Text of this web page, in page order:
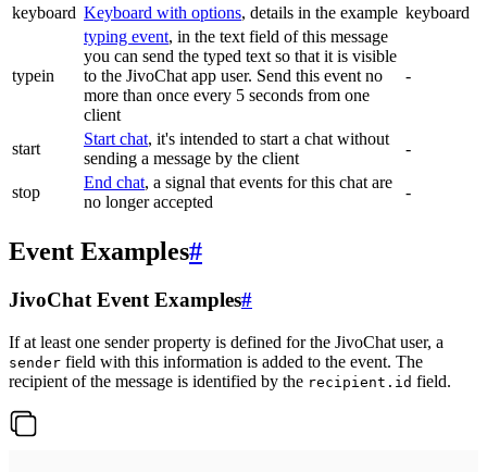
keyboard Keyboard with options, details in the example keyboard
typein
typing event, in the text field of this message
you can send the typed text so that it is visible
to the JivoChat app user. Send this event no
more than once every 5 seconds from one
client
-
start
Start chat, it's intended to start a chat without
sending a message by the client
-
stop
End chat, a signal that events for this chat are
no longer accepted
-
Event Examples#
JivoChat Event Examples#
If at least one sender property is defined for the JivoChat user, a
sender field with this information is added to the event. The
recipient of the message is identified by the recipient.id field.